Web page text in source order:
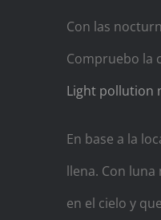
Con las
Compruebo la
Light pollution
En base a la
llena. Con
en el cielo y